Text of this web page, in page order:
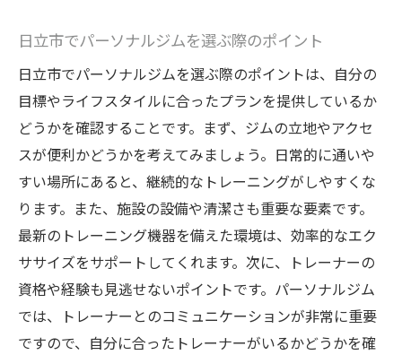
ストレスフリーで続けられる運動習慣
日立市のパーソナルジムでの成功事例
モチベーションを維持するための秘訣
パーソナルジムが提供する柔軟なサポート
自分に合うトレーニングプランの見つけ方
パーソナルジムが提供する日立市特有の総合サ
ポート
日立市で利用できるパーソナルジムの特徴
健康と美を追求するための多様なサポート
専門トレーナーが行うカスタマイズプラン
パーソナルジムの総合サポート例
日立市でパーソナルジムを選ぶ際のポイント
日立市でパーソナルジムを選ぶ際のポイントは、自分の
目標やライフスタイルに合ったプランを提供しているか
どうかを確認することです。まず、ジムの立地やアクセ
スが便利かどうかを考えてみましょう。日常的に通いや
すい場所にあると、継続的なトレーニングがしやすくな
ります。また、施設の設備や清潔さも重要な要素です。
最新のトレーニング機器を備えた環境は、効率的なエク
ササイズをサポートしてくれます。次に、トレーナーの
資格や経験も見逃せないポイントです。パーソナルジム
では、トレーナーとのコミュニケーションが非常に重要
ですので、自分に合ったトレーナーがいるかどうかを確